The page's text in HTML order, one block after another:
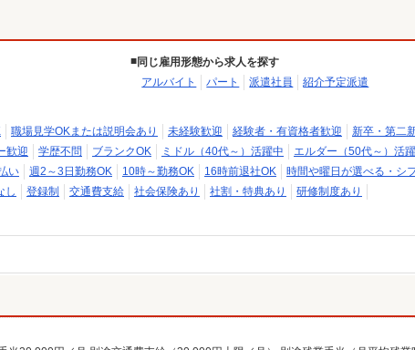
同じ雇用形態から求人を探す
アルバイト
パート 派遣社員 紹介予定派遣
職場見学OKまたは説明会あり 未経験歓迎 経験者・有資格者歓迎
新卒・第二
歓迎 学歴不問 ブランクOK ミドル（40代～）活躍中
エルダー（50代～）活
い 週2～3日勤務OK 10時～勤務OK 16時前退社OK
時間や曜日が選べる・シ
し 登録制 交通費支給 社会保険あり 社割・特典あり
研修制度あり